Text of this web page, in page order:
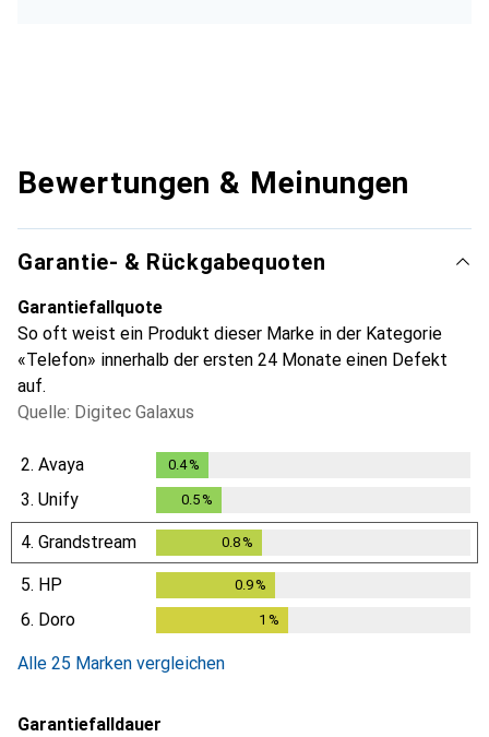
Bewertungen & Meinungen
Garantie- & Rückgabequoten
Garantiefallquote
So oft weist ein Produkt dieser Marke in der Kategorie
«Telefon» innerhalb der ersten 24 Monate einen Defekt
auf.
Quelle: Digitec Galaxus
2. Avaya 0.4%
3. Unify 0.5 %
4. Grandstream 0.8%
5. HP 0.9 %
6. Doro 1 %
Alle 25 Marken vergleichen
Garantiefalldauer